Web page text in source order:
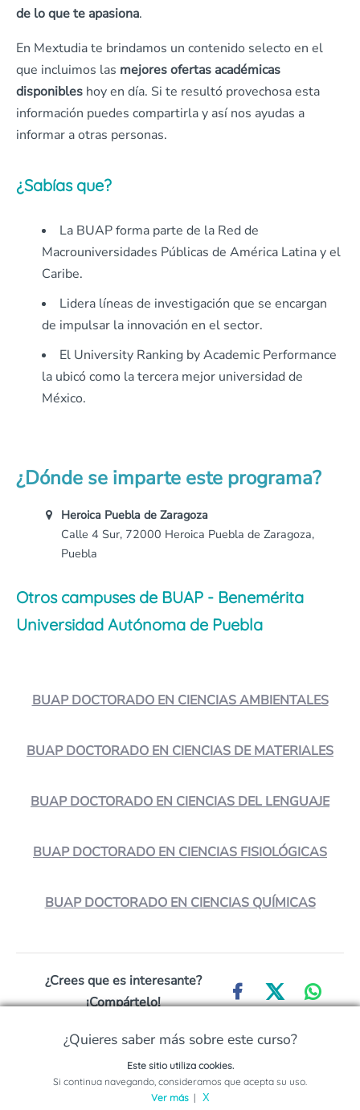
de lo que te apasiona.
En Mextudia te brindamos un contenido selecto en el
que incluimos las mejores ofertas académicas
disponibles hoy en día. Si te resultó provechosa esta
información puedes compartirla y así nos ayudas a
informar a otras personas.
¿Sabías que?
La BUAP forma parte de la Red de
Macrouniversidades Públicas de América Latina y el
Caribe.
Lidera líneas de investigación que se encargan
de impulsar la innovación en el sector.
El University Ranking by Academic Performance
la ubicó como la tercera mejor universidad de
México.
¿Dónde se imparte este programa?
Heroica Puebla de Zaragoza
Calle 4 Sur, 72000 Heroica Puebla de Zaragoza,
Puebla
Otros campuses de BUAP - Benemérita
Universidad Autónoma de Puebla
BUAP DOCTORADO EN CIENCIAS AMBIENTALES
BUAP DOCTORADO EN CIENCIAS DE MATERIALES
BUAP DOCTORADO EN CIENCIAS DEL LENGUAJE
BUAP DOCTORADO EN CIENCIAS FISIOLÓGICAS
BUAP DOCTORADO EN CIENCIAS QUÍMICAS
¿Crees que es interesante?
¡Compártelo!
¿Ya sabes qué estudiar
pero no sabes dónde?
¿Quieres saber más sobre este curso?
Solicita información sobre este programa
Este sitio utiliza cookies.
Si continua navegando, consideramos que acepta su uso.
Ver más| X